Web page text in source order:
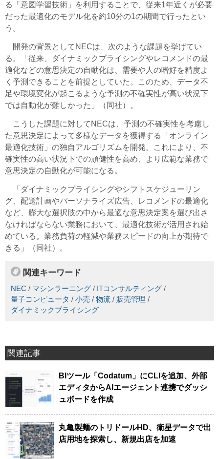
る「意図学習技術」を利用することで、従来1年近くが必要
だった最適化のモデル化を約10分の1の期間で行ったとい
う。
開発の背景としてNECは、次のような課題を挙げてい
る。「従来、ダイナミックプライシングやレコメンドの最
適化などの意思決定の自動化は、需要や人の嗜好を精度よ
く予測できることを前提としていた。このため、データ不
足や環境変化が起こるような予測の不確実性が高い状況下
では自動化が難しかった」（同社）。
こうした課題に対してNECは、予測の不確実性を考慮し
た意思決定によって多様なデータを獲得する「オンライン
最適化技術」の独自アルゴリズムを開発。これにより、不
確実性の高い状況下での頑健性を高め、より広範な業務で
意思決定の自動化が可能になる。
「ダイナミックプライシングやシフトスケジューリン
グ、配送計画やパーソナライズ広告、レコメンドの最適化
など、膨大な選択肢の中から最適な意思決定案を選び出さ
なければならない業務において、最適化技術が活用され始
めている。業務負荷の軽減や業務スピードの向上が期待で
きる」（同社）。
関連キーワード
NEC / マシンラーニング / ITコンサルティング /
量子コンピュータ / 小売 / 物流 / 販売管理 /
ダイナミックプライシング
関連記事
BIツール「Codatum」にCLIを追加、外部
エディタからAIエージェント連携でダッシ
ュボードを作成
丸亀製麺のトリドールHD、衛星データで出
店用地を探索し、新規出店を加速